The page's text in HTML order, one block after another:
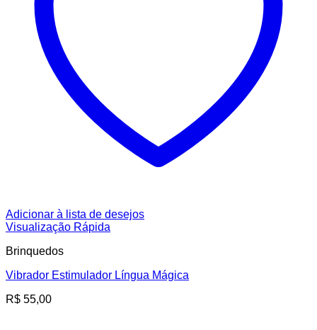
Adicionar à lista de desejos
Visualização Rápida
Brinquedos
Vibrador Estimulador Língua Mágica
R$ 55,00